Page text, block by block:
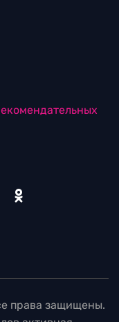
права защищены.